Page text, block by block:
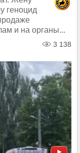
геноцид
и на органы...
3 138